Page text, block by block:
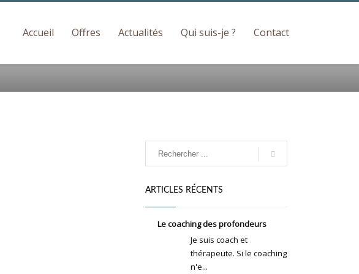
Accueil Offres Actualités Qui suis-je ? Contact
Mois : octobre 2014
ARTICLES RÉCENTS
Le coaching des profondeurs
Je suis coach et
thérapeute. Si le coaching
n'e...